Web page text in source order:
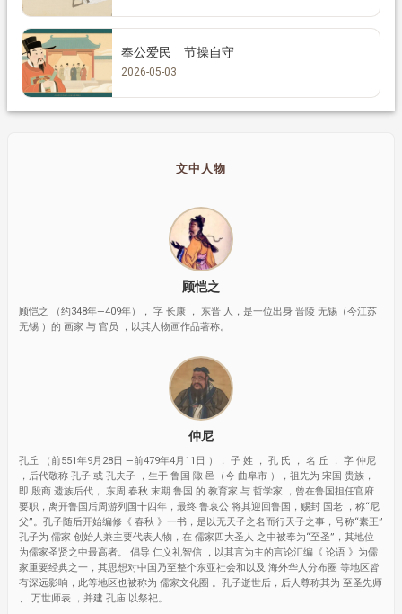
奉公爱民 节操自守
2026-05-03
文中人物
顾恺之
顾恺之 （约348年—409年）， 字 长康 ， 东晋 人，是一位出身 晋陵 无锡（今江苏
无锡 ）的 画家 与 官员 ，以其人物画作品著称。
仲尼
孔丘 （前551年9月28日 —前479年4月11日 ）， 子 姓 ， 孔 氏 ， 名 丘 ， 字 仲尼
，后代敬称 孔子 或 孔夫子 ，生于 鲁国 陬 邑（今 曲阜市 ），祖先为 宋国 贵族，
即 殷商 遗族后代， 东周 春秋 末期 鲁国 的 教育家 与 哲学家 ，曾在鲁国担任官府
要职，离开鲁国后周游列国十四年，最终 鲁哀公 将其迎回鲁国，赐封 国老 ，称“尼
父”。孔子随后开始编修《 春秋 》一书，是以无天子之名而行天子之事，号称“素王”
孔子为 儒家 创始人兼主要代表人物，在 儒家四大圣人 之中被奉为“至圣”，其地位
为儒家圣贤之中最高者。 倡导 仁义礼智信 ，以其言为主的言论汇编《 论语 》为儒
家重要经典之一，其思想对中国乃至整个东亚社会和以及 海外华人分布圈 等地区皆
有深远影响，此等地区也被称为 儒家文化圈 。孔子逝世后，后人尊称其为 至圣先师
、 万世师表 ，并建 孔庙 以祭祀。